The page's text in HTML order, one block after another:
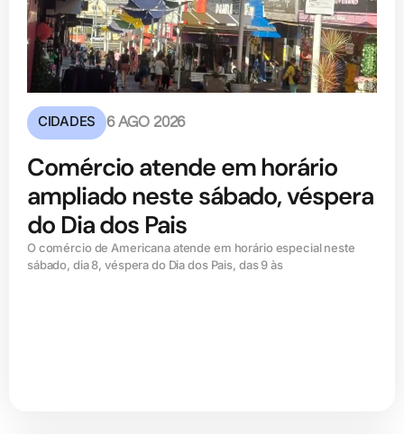
CIDADES 6 AGO 2026
Comércio atende em horário
ampliado neste sábado, véspera
do Dia dos Pais
O comércio de Americana atende em horário especial neste
sábado, dia 8, véspera do Dia dos Pais, das 9 às